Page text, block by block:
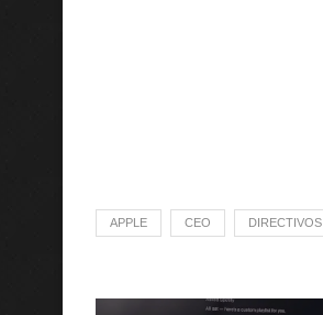
APPLE CEO DIRECTIVOS